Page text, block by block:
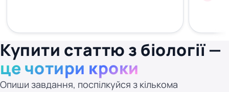
Купити статтю з біології —
це чотири кроки
Опиши завдання, поспілкуйся з кількома